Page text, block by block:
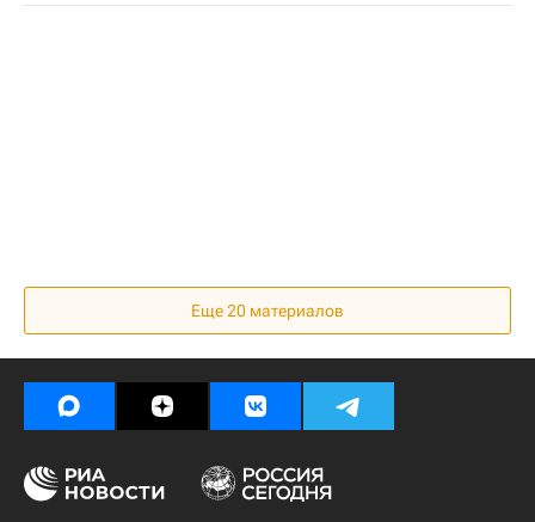
Коммерческая недвижимость
Офисы
Еще20 материалов